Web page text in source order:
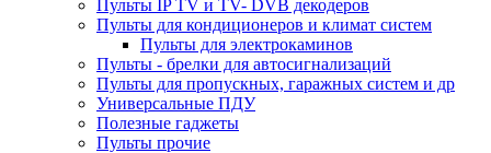
Пульты IP TV и TV- DVB декодеров
Пульты для кондиционеров и климат систем
Пульты для электрокаминов
Пульты - брелки для автосигнализаций
Пульты для пропускных, гаражных систем и др
Универсальные ПДУ
Полезные гаджеты
Пульты прочие